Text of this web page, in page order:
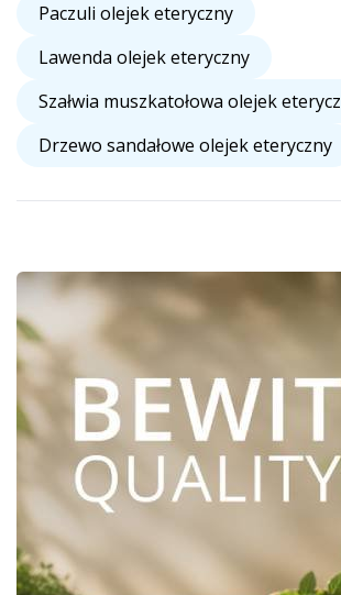
Paczuli olejek eteryczny
Lawenda olejek eteryczny
Szałwia muszkatołowa olejek
Drzewo sandałowe olejek eteryczny